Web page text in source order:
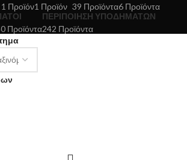
1 Προϊόν1 Προϊόν 39 Προϊόντα6 Προϊόντα
Προϊόντα
ΠΕΡΙΠΟΊΗΣΗ ΥΠΟΔΗΜΆΤΩΝ
242 Προϊόντα